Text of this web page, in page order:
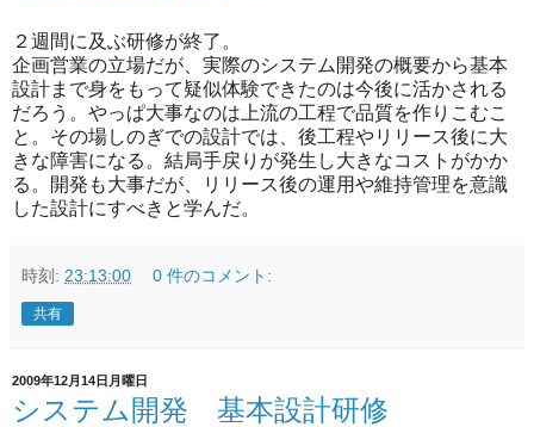
２週間に及ぶ研修が終了。
企画営業の立場だが、実際のシステム開発の概要から基本
設計まで身をもって疑似体験できたのは今後に活かされる
だろう。やっぱ大事なのは上流の工程で品質を作りこむこ
と。その場しのぎでの設計では、後工程やリリース後に大
きな障害になる。結局手戻りが発生し大きなコストがかか
る。開発も大事だが、リリース後の運用や維持管理を意識
した設計にすべきと学んだ。
時刻: 23:13:00 0 件のコメント:
共有
2009年12月14日月曜日
システム開発 基本設計研修